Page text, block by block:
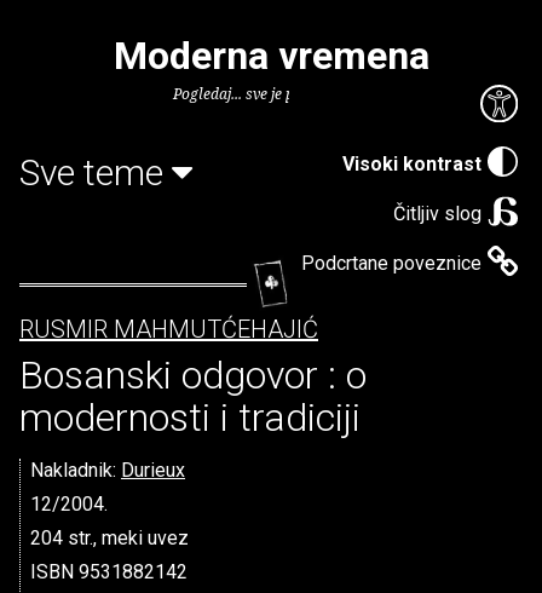
Visoki kontrast
Čitljiv slog
Podcrtane poveznice
Moderna vremena
Pogledaj... sve je puno knjiga.
Sve teme
RUSMIR MAHMUTĆEHAJIĆ
Bosanski odgovor : o
modernosti i tradiciji
Nakladnik: Durieux
12/2004.
204 str., meki uvez
ISBN 9531882142